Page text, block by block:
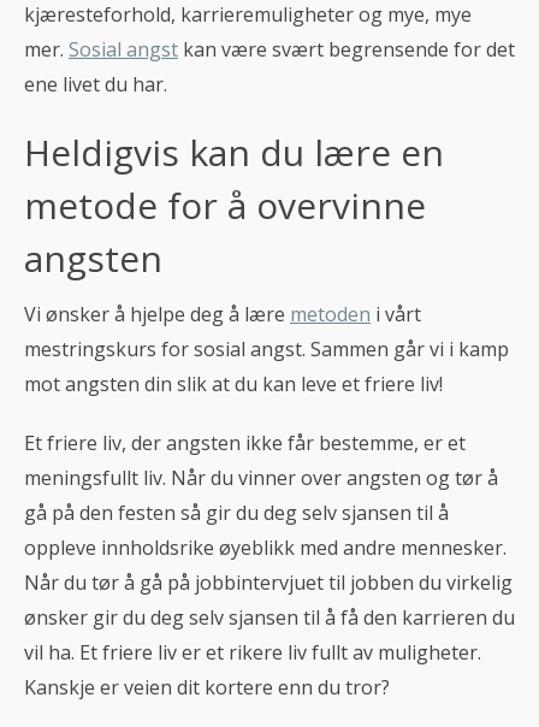
kjæresteforhold, karrieremuligheter og mye, mye
mer. Sosial angst kan være svært begrensende for det
ene livet du har.
Heldigvis kan du lære en
metode for å overvinne
angsten
Vi ønsker å hjelpe deg å lære metoden i vårt
mestringskurs for sosial angst. Sammen går vi i kamp
mot angsten din slik at du kan leve et friere liv!
Et friere liv, der angsten ikke får bestemme, er et
meningsfullt liv. Når du vinner over angsten og tør å
gå på den festen så gir du deg selv sjansen til å
oppleve innholdsrike øyeblikk med andre mennesker.
Når du tør å gå på jobbintervjuet til jobben du virkelig
ønsker gir du deg selv sjansen til å få den karrieren du
vil ha. Et friere liv er et rikere liv fullt av muligheter.
Kanskje er veien dit kortere enn du tror?